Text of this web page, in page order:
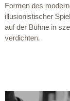
Formen des
illusionistischer
auf der Bühne in
verdichten.